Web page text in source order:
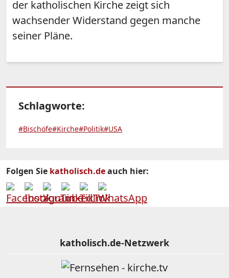
der katholischen Kirche zeigt sich
wachsender Widerstand gegen manche
seiner Pläne.
Schlagworte:
#Bischöfe#Kirche#Politik#USA
Folgen Sie katholisch.deauch hier:
katholisch.de-Netzwerk